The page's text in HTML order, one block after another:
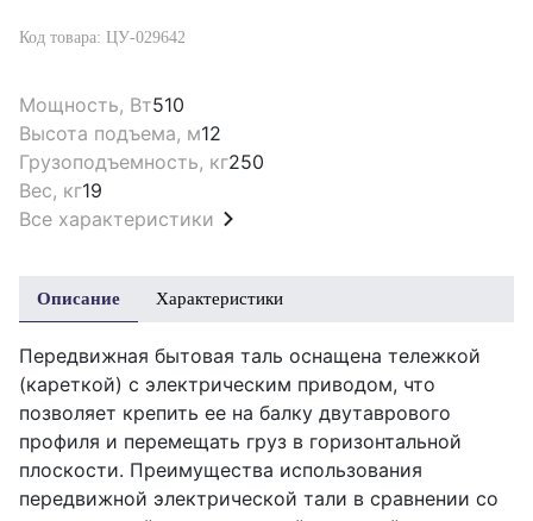
Код товара: ЦУ-029642
Мощность, Вт510
Высота подъема, м12
Грузоподъемность, кг250
Вес, кг19
Все характеристики
Описание Характеристики
Передвижная бытовая таль оснащена тележкой
(кареткой) с электрическим приводом, что
позволяет крепить ее на балку двутаврового
профиля и перемещать груз в горизонтальной
плоскости. Преимущества использования
передвижной электрической тали в сравнении со